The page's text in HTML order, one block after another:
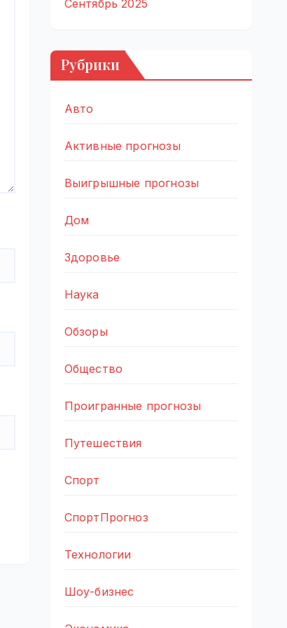
Сентябрь 2025
Рубрики
Авто
Активные прогнозы
Выигрышные прогнозы
Дом
Здоровье
Наука
Обзоры
Общество
Проигранные прогнозы
Путешествия
Спорт
СпортПрогноз
Технологии
Шоу-бизнес